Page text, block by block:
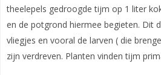
theelepels gedroogde tijm op 1 liter
en de potgrond hiermee begieten. Dit
vliegjes en vooral de larven ( die
zijn verdreven. Planten vinden tijm